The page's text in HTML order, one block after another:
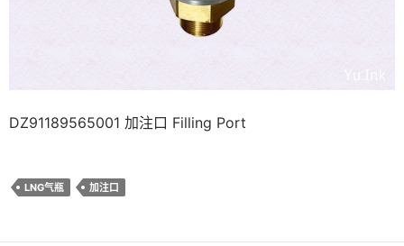
DZ91189565001 加注口 Filling Port
LNG气瓶 加注口